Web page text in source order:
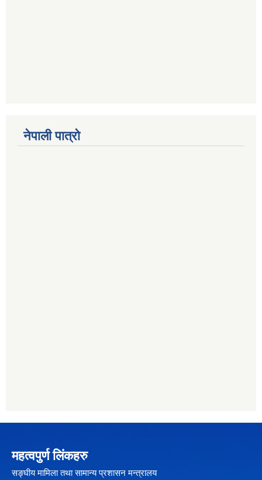
नेपाली पात्रो
महत्वपुर्ण लिंकहरु
सङ्घीय मामिला तथा सामान्य प्रशासन मन्त्रालय